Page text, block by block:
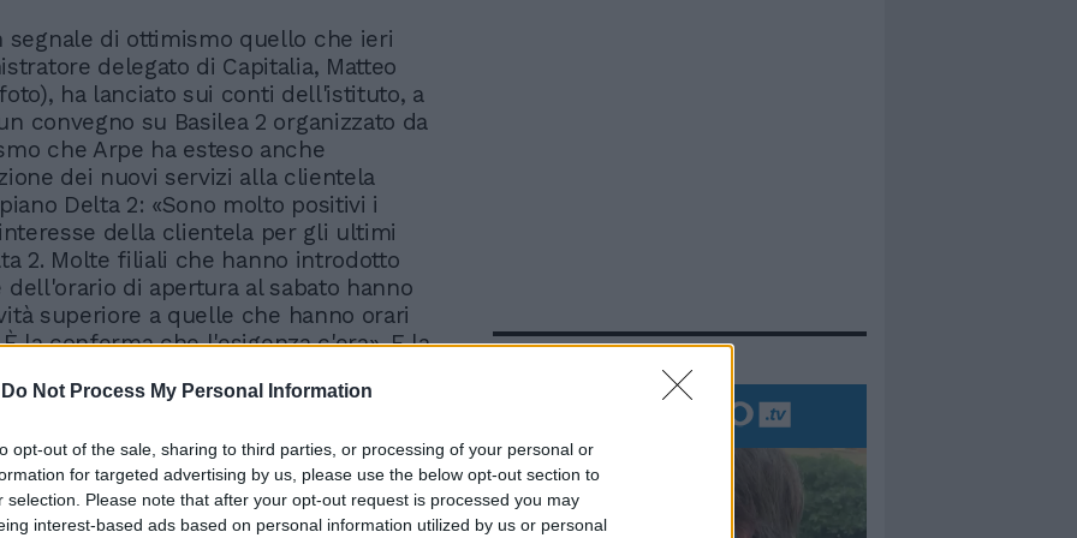
Do Not Process My Personal Information
opt-out of the sale, sharing to third parties, or processing of your personal or
for targeted advertising by us, please use the below opt-out section to
selection. Please note that after your opt-out request is processed you may
interest-based ads based on personal information utilized by us or personal
segnale di ottimismo quello che ieri
delegato di Capitalia, Matteo
ha lanciato sui conti dell'istituto, a
convegno su Basilea 2 organizzato da
che Arpe ha esteso anche
dei nuovi servizi alla clientela
Delta 2: «Sono molto positivi i
della clientela per gli ultimi
2. Molte filiali che hanno introdotto
dell'orario di apertura al sabato hanno
superiore a quelle che hanno orari
la conferma che l'esigenza c'era». E la
Arpe, «hanno avuto tassi di incremento
In evidenza